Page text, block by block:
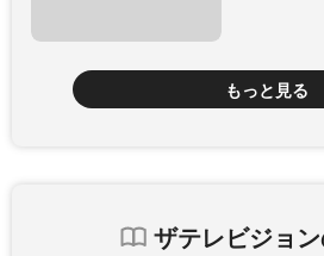
もっと見る
ザテレビジョ